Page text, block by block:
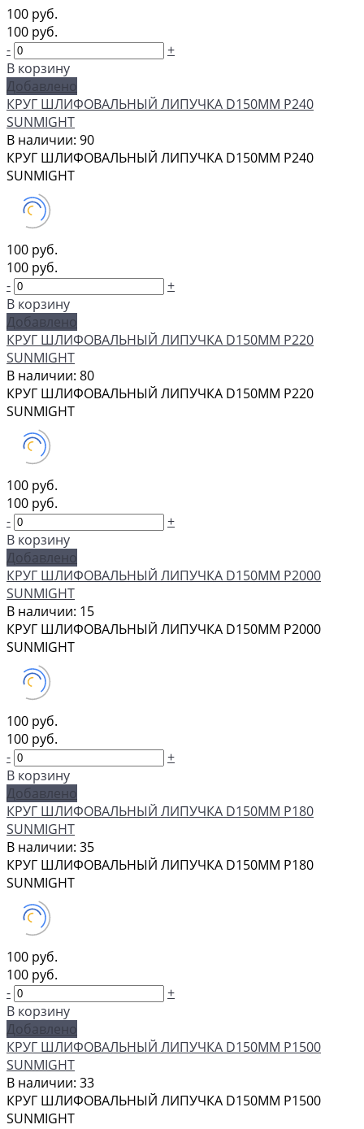
100 руб.
100 руб.
-
+
В корзину
Добавлено
КРУГ ШЛИФОВАЛЬНЫЙ ЛИПУЧКА D150MM P240
SUNMIGHT
В наличии: 90
КРУГ ШЛИФОВАЛЬНЫЙ ЛИПУЧКА D150MM P240
SUNMIGHT
100 руб.
100 руб.
-
+
В корзину
Добавлено
КРУГ ШЛИФОВАЛЬНЫЙ ЛИПУЧКА D150MM P220
SUNMIGHT
В наличии: 80
КРУГ ШЛИФОВАЛЬНЫЙ ЛИПУЧКА D150MM P220
SUNMIGHT
100 руб.
100 руб.
-
+
В корзину
Добавлено
КРУГ ШЛИФОВАЛЬНЫЙ ЛИПУЧКА D150MM P2000
SUNMIGHT
В наличии: 15
КРУГ ШЛИФОВАЛЬНЫЙ ЛИПУЧКА D150MM P2000
SUNMIGHT
100 руб.
100 руб.
-
+
В корзину
Добавлено
КРУГ ШЛИФОВАЛЬНЫЙ ЛИПУЧКА D150MM P180
SUNMIGHT
В наличии: 35
КРУГ ШЛИФОВАЛЬНЫЙ ЛИПУЧКА D150MM P180
SUNMIGHT
100 руб.
100 руб.
-
+
В корзину
Добавлено
КРУГ ШЛИФОВАЛЬНЫЙ ЛИПУЧКА D150MM P1500
SUNMIGHT
В наличии: 33
КРУГ ШЛИФОВАЛЬНЫЙ ЛИПУЧКА D150MM P1500
SUNMIGHT